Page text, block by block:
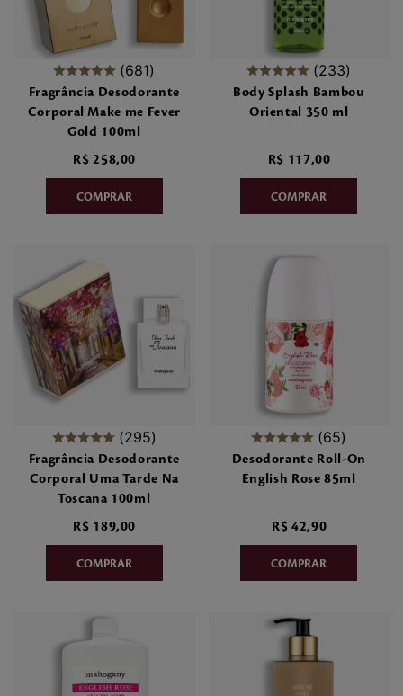
make me fever
style
º style pleasures
sabonete liquido
681
Fragrância Desodorante
Corporal Make me Fever
Gold 100ml
R$ 258,00
233
Body Splash Bambou
Oriental 350 ml
R$ 117,00
295
Fragrância Desodorante
Corporal Uma Tarde Na
Toscana 100ml
R$ 189,00
65
Desodorante Roll-On
English Rose 85ml
R$ 42,90